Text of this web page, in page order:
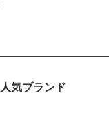
人気ブランド